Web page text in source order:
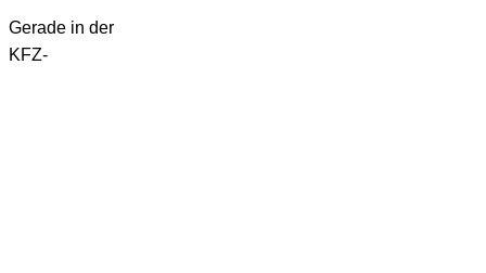
Gerade in der
KFZ-